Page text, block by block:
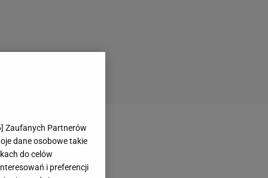
] Zaufanych Partnerów
dane osobowe takie
do celów
i preferencji